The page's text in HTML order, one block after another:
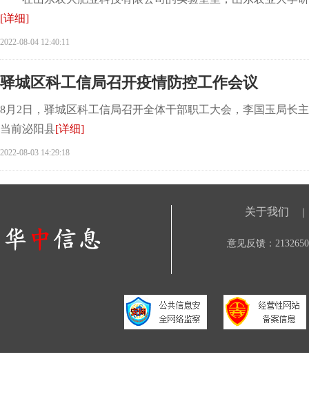
[详细]
2022-08-04 12:40:11
驿城区科工信局召开疫情防控工作会议
8月2日，驿城区科工信局召开全体干部职工大会，李国玉局长
当前泌阳县[详细]
2022-08-03 14:29:18
关于我们
意见反馈：